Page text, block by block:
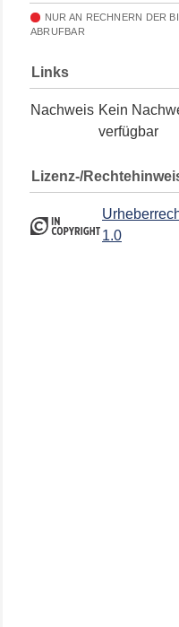
NUR AN RECHNERN DER
ABRUFBAR
Links
Nachweis Kein
verfügbar
Lizenz-/
1.0